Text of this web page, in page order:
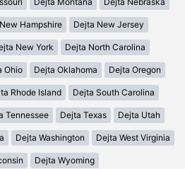
Hampshire Dejta New Jersey
New York Dejta North Carolina
Ohio Dejta Oklahoma Dejta Oregon
Rhode Island Dejta South Carolina
Tennessee Dejta Texas Dejta Utah
Dejta Washington Dejta West Virginia
Dejta Wyoming